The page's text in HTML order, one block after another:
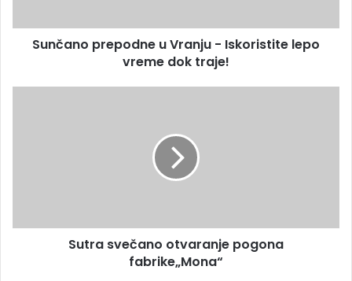
Sunčano prepodne u Vranju - Iskoristite lepo
vreme dok traje!
Sutra svečano otvaranje pogona
fabrike„Mona“